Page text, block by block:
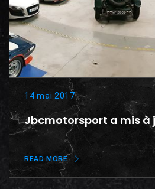
14 mai 2017
READ MORE